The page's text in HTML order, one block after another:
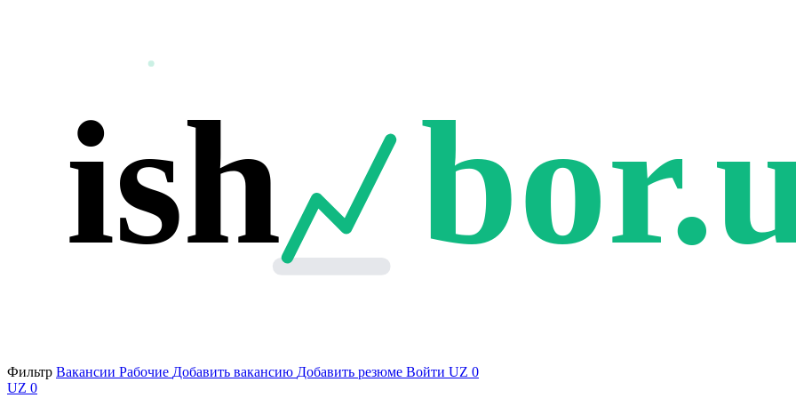
ish
Фильтр Вакансии Рабочие Добавить вакансию Добавить резюме Войти UZ 0
UZ 0